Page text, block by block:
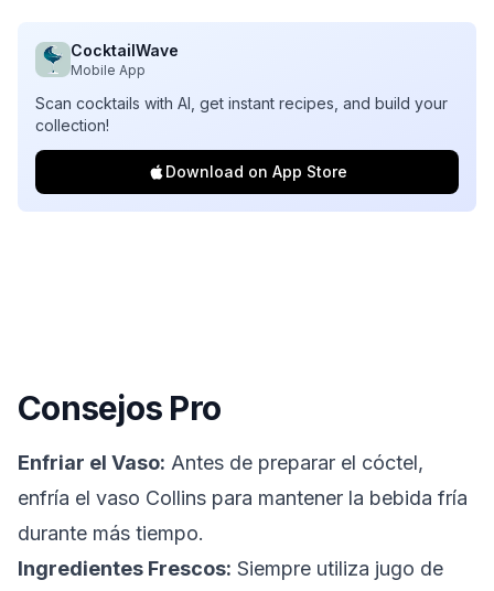
CocktailWave
Mobile App
Scan cocktails with AI, get instant recipes, and build your
collection!
Download on App Store
Consejos Pro
Enfriar el Vaso: Antes de preparar el cóctel,
enfría el vaso Collins para mantener la bebida fría
durante más tiempo.
Ingredientes Frescos: Siempre utiliza jugo de